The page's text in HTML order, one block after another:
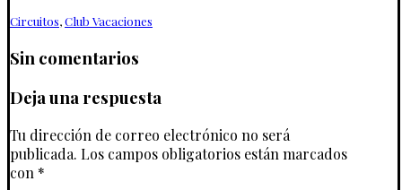
Circuitos,Club Vacaciones
Sin comentarios
Deja una respuesta
Tu dirección de correo electrónico no será
publicada. Los campos obligatorios están marcados
con *